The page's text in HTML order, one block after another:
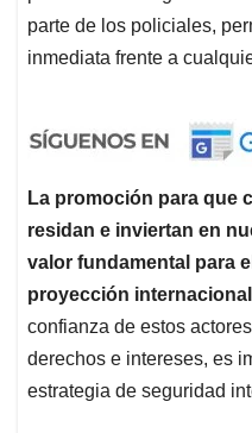
parte de los policiales,
inmediata frente a
La promoción para que
residan e inviertan en
valor fundamental para
proyección
confianza de estos
derechos e intereses, es
estrategia de seguridad